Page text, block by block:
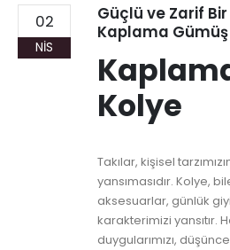
02
NIS
Güçlü ve Zarif
Kaplama
Kolye
Takılar, kişisel
yansımasıdır. Kolye,
aksesuarlar, günlük
karakterimizi yansıtır.
duygularımızı,